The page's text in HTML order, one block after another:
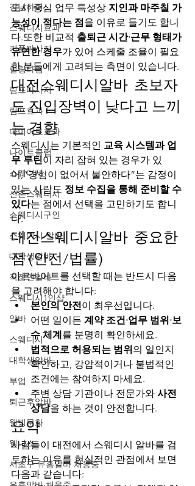
강남하퍼
스웨디시효과
커플마사지
힐링타임
림프마사지
림프효과
다이어트효과
나이트클럽
스웨디시
신촌스웨디시
스웨디시구인
스웨디시 알바
대학생알바
직장인알바
스웨디시1인샵
알바
스웨디시
대학생알바
부업
퇴근후알바
웰빙문화
웰니스
서초구 유흥알바 채용중
도시 중심 업무 특성상 지인과 마주칠 가
능성이 적다는 점을 이유로 들기도 합니
다.또한 비교적 출퇴근 시간·근무 형태가
유연한 경우가 있어 스케줄 조율이 필요
한 분들에게 고려되는 측면이 있습니다.
대전스웨디시알바  초보자
도 진입장벽이 낮다고 느끼
는 경향
스웨디시는 기본적인 교육 시스템과 업
무 루틴이 자리 잡혀 있는 경우가 있
어,“경험이 없어서 불안하다”는 감정이
있는 사람도 정보 수집을 통해 준비할 수
있다는 점에서 선택을 고민하기도 합니
다.
대전스웨디시알바  중요한
점 (안전/법률)
아르바이트를 선택할 때는 반드시 다음
을 고려해야 합니다:
본인의 안전이 최우선입니다.
어떤 일이든 계약 조건·업무 범위·보
수 체계를 분명히 확인하세요.
법적으로 허용되는 범위의 일인지
확인하고, 강압적이거나 불법적인
조건에는 참여하지 마세요.
주변 상담 기관이나 전문가와 사전
상담을 하는 것이 안전합니다.
요약
사람들이 대전에서 스웨디시 알바를 검
토하는 이유를 현실적인 관점에서 보면
다음과 같습니다: